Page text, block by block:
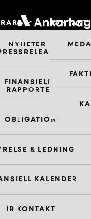
NYHETER &
FINANSIELLA
RAPPORTER
OBLIGATION
& LEDNING
KALENDER
IR KONTAKT
KONTAKT